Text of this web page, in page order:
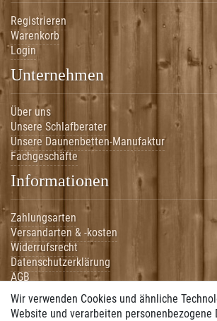
Wir verwenden Cookies und ähnliche
Website und verarbeiten personenbezogene
Registrieren
Warenkorb
Login
Unternehmen
Über uns
Unsere Schlafberater
Unsere Daunenbetten-Manufaktur
Fachgeschäfte
Informationen
Zahlungsarten
Versandarten & -kosten
Widerrufsrecht
Datenschutzerklärung
AGB
Impressum
Hilfe